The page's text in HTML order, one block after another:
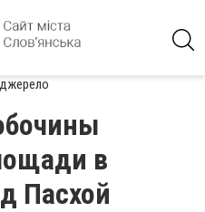
в
Пасхой